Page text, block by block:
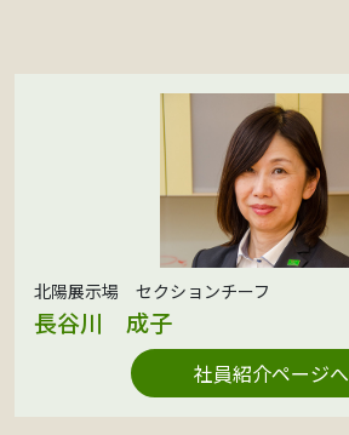
北陽展示場 セクションチーフ
長谷川 成子
社員紹介ページへ